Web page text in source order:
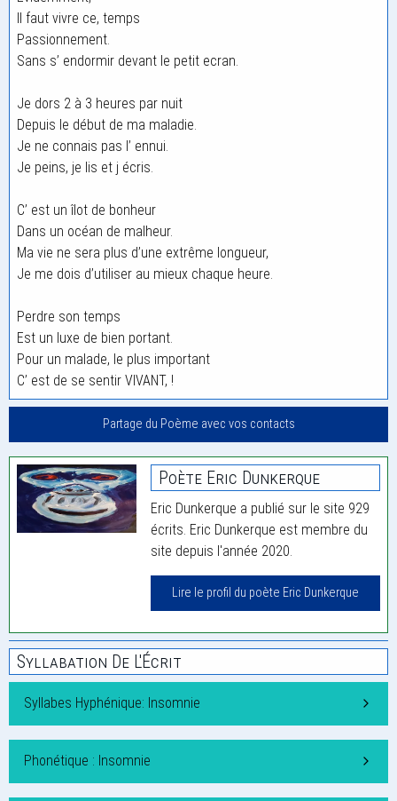
Il faut vivre ce, temps
Passionnement.
Sans s’ endormir devant le petit ecran.
Je dors 2 à 3 heures par nuit
Depuis le début de ma maladie.
Je ne connais pas l’ ennui.
Je peins, je lis et j écris.
C’ est un îlot de bonheur
Dans un océan de malheur.
Ma vie ne sera plus d’une extrême longueur,
Je me dois d’utiliser au mieux chaque heure.
Perdre son temps
Est un luxe de bien portant.
Pour un malade, le plus important
C’ est de se sentir VIVANT, !
Partage du Poème avec vos contacts
Poète Eric Dunkerque
Eric Dunkerque a publié sur le site 929
écrits. Eric Dunkerque est membre du
site depuis l'année 2020.
Lire le profil du poète Eric Dunkerque
Syllabation De L'Écrit
Syllabes Hyphénique: Insomnie
Phonétique : Insomnie